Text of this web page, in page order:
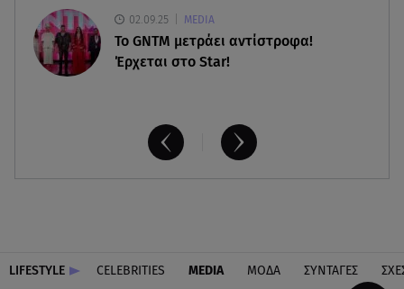
02.09.25 MEDIA
Το GNTM μετράει αντίστροφα!
Έρχεται στο Star!
LIFESTYLE CELEBRITIES MEDIA ΜΟΔΑ ΣΥΝΤΑΓΕΣ